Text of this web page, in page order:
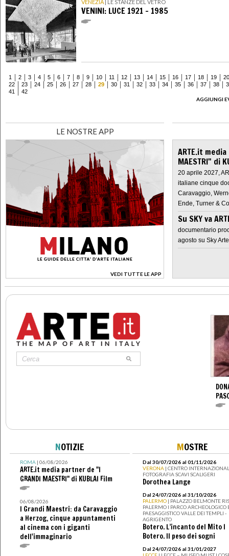
VENEZIA | LE STANZE DEL VETRO
VENINI: LUCE 1921 – 1985
1 2 3 4 5 6 7 8 9 10 11 12 13 14 15 16 17 18 19
20
22
23 24 25 26 27 28 29 30 31 32 33 34 35 36 37 38
41
42
AGGIUNGI
LE NOSTRE APP
VEDI TUTTE LE APP
>
ARTE.it
MAESTRI" di
20 aprile 2027,
italiane cinque
Caravaggio,
Ende, Turner &
Su SKY va
documentario
agosto su Sky Arte
NOTIZIE
ROMA| 06/08/2026
ARTE.it media partner de "I
GRANDI MAESTRI" di KUBLAI Film
06/08/2026
I Grandi Maestri: da Caravaggio
a Herzog, cinque appuntamenti
al cinema con i giganti
dell'immaginario
MOSTRE
Dal 30/07/2026 al 01/11/2026
VERONA | CENTRO
FOTOGRAFIA SCAVI SCALIGERI
Dorothea Lange
Dal 24/07/2026 al 31/10/2026
PALERMO | PALAZZO BELMONTE
PALERMO I PARCO ARCHEOLOGICO
PAESAGGISTICO VALLE DEI TEMPLI -
AGRIGENTO
Botero. L’incanto del Mito I
Botero. Il peso dei sogni
Dal 24/07/2026 al 31/01/2027